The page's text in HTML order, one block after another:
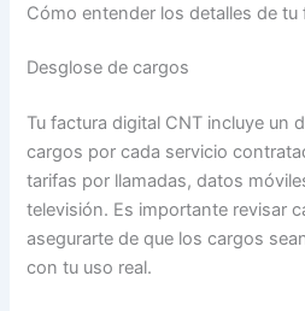
Cómo entender los detalles de tu
Desglose de cargos
Tu factura digital CNT incluye un
cargos por cada servicio
tarifas por llamadas, datos
televisión. Es importante revisar
asegurarte de que los cargos
con tu uso real.